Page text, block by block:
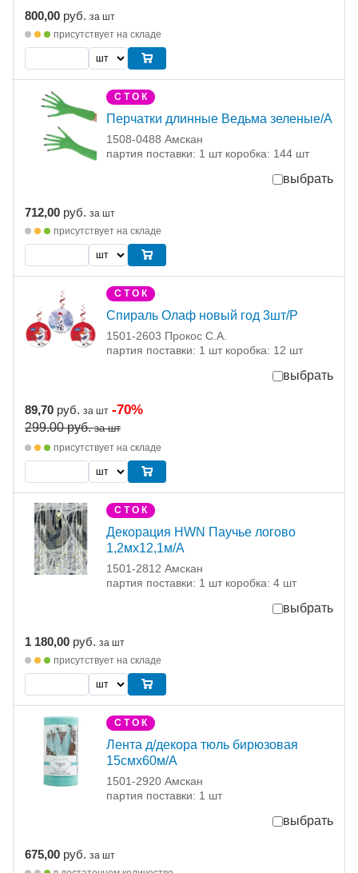
800,00 руб. за шт
присутствует на складе
С Т О К
Перчатки длинные Ведьма зеленые/А
1508-0488 Амскан
партия поставки: 1 шт коробка: 144 шт
выбрать
712,00 руб. за шт
присутствует на складе
С Т О К
Спираль Олаф новый год 3шт/Р
1501-2603 Прокос С.А.
партия поставки: 1 шт коробка: 12 шт
выбрать
89,70 руб. за шт -70%
299.00руб. за шт
присутствует на складе
С Т О К
Декорация HWN Паучье логово
1,2мх12,1м/A
1501-2812 Амскан
партия поставки: 1 шт коробка: 4 шт
выбрать
1 180,00 руб. за шт
присутствует на складе
С Т О К
Лента д/декора тюль бирюзовая
15смх60м/А
1501-2920 Амскан
партия поставки: 1 шт
выбрать
675,00 руб. за шт